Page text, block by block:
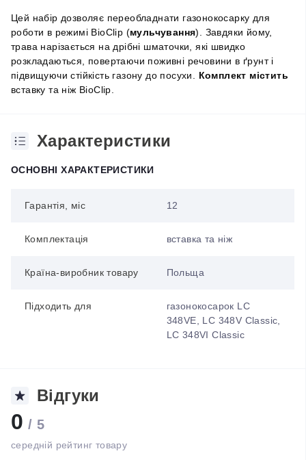
Цей набір дозволяє переобладнати газонокосарку для
роботи в режимі BioClip (мульчування). Завдяки йому,
трава нарізається на дрібні шматочки, які швидко
розкладаються, повертаючи поживні речовини в ґрунт і
підвищуючи стійкість газону до посухи. Комплект містить
вставку та ніж BioClip.
Характеристики
ОСНОВНІ ХАРАКТЕРИСТИКИ
Гарантія, міс 12
Комплектація вставка та ніж
Країна-виробник товару Польща
Підходить для
газонокосарок LC
348VE, LC 348V Classic,
LC 348VI Classic
Відгуки
0 / 5
середній рейтинг товару